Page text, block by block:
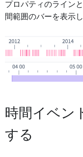
プロパティのライン
間範囲のバーを表示し
時間イベン
する